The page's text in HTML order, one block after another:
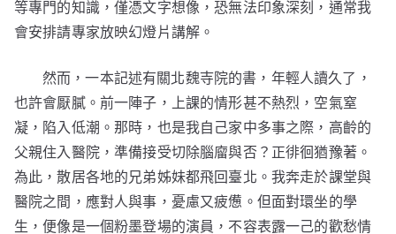
等專門的知識，僅憑文字想像，恐無法印象深刻，通常我
會安排請專家放映幻燈片講解。
然而，一本記述有關北魏寺院的書，年輕人讀久了，
也許會厭膩。前一陣子，上課的情形甚不熱烈，空氣窒
凝，陷入低潮。那時，也是我自己家中多事之際，高齡的
父親住入醫院，準備接受切除腦廇與否？正徘徊猶豫著。
為此，散居各地的兄弟姊妹都飛回臺北。我奔走於課堂與
醫院之間，應對人與事，憂慮又疲憊。但面對環坐的學
生，便像是一個粉墨登場的演員，不容表露一己的歡愁情